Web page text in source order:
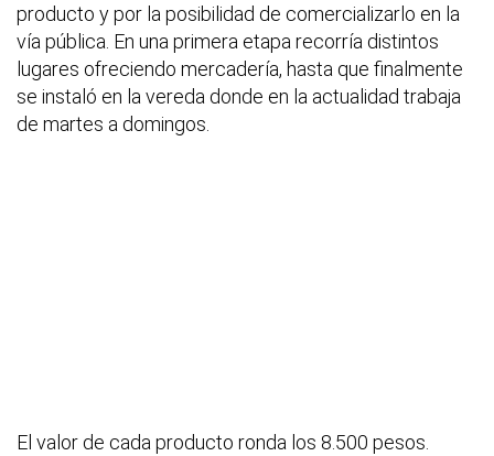
producto y por la posibilidad de comercializarlo en la
vía pública. En una primera etapa recorría distintos
lugares ofreciendo mercadería, hasta que finalmente
se instaló en la vereda donde en la actualidad trabaja
de martes a domingos.
El valor de cada producto ronda los 8.500 pesos.